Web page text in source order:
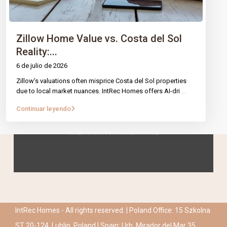
Zillow Home Value vs. Costa del Sol
Reality:...
6 de julio de 2026
Zillow's valuations often misprice Costa del Sol properties
due to local market nuances. IntRec Homes offers AI-dri
Continuar leyendo
IntRec Homes - All rights reserved. | Poland Office: 15 Szkolna